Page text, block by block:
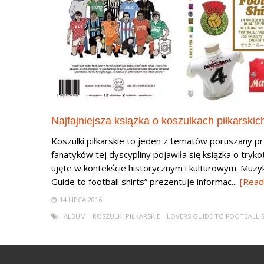
Najfajniejsza książka o koszulkach
Koszulki piłkarskie to jeden z tematów poruszany
fanatyków tej dyscypliny pojawiła się książka o
ujęte w kontekście historycznym i kulturowym.
Guide to football shirts” prezentuje informac...
14 LIPCA 2016
ALBUM
KOSZULKI PIŁKARSKIE LOVERS GUIDE TO FOOTBALL